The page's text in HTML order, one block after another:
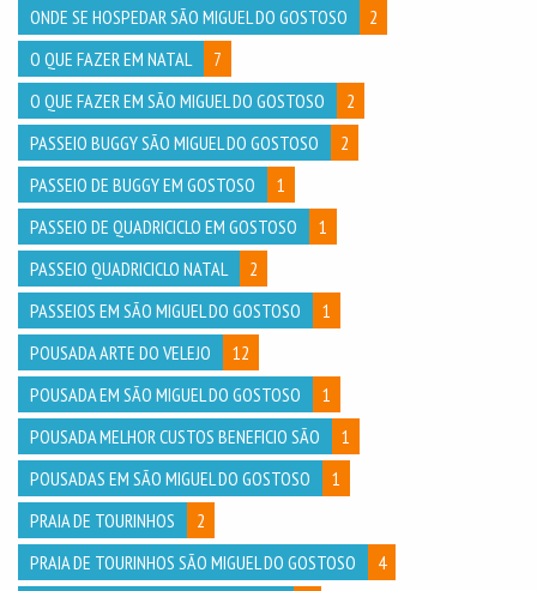
ONDE SE HOSPEDAR SÃO MIGUEL DO GOSTOSO
2
O QUE FAZER EM NATAL
7
O QUE FAZER EM SÃO MIGUEL DO GOSTOSO
2
PASSEIO BUGGY SÃO MIGUEL DO GOSTOSO
2
PASSEIO DE BUGGY EM GOSTOSO
1
PASSEIO DE QUADRICICLO EM GOSTOSO
1
PASSEIO QUADRICICLO NATAL
2
PASSEIOS EM SÃO MIGUEL DO GOSTOSO
1
POUSADA ARTE DO VELEJO
12
POUSADA EM SÃO MIGUEL DO GOSTOSO
1
POUSADA MELHOR CUSTOS BENEFICIO SÃO
1
POUSADAS EM SÃO MIGUEL DO GOSTOSO
1
PRAIA DE TOURINHOS
2
PRAIA DE TOURINHOS SÃO MIGUEL DO GOSTOSO
4